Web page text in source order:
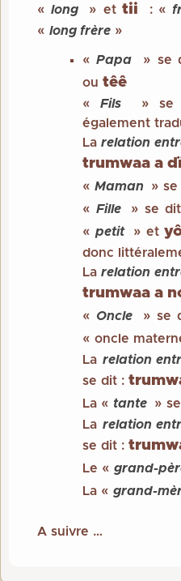
« long » et tii : «
« long frère»
«Papa » se
ou têê
«Fils
» se
également
Larelation
trumwaa a
« Maman »
« Fille » se
« petit » et
donc
Larelation
trumwaa a
« Oncle » se
« oncle
La relation
se dit :
La « tante »
La relation
se dit :
Le « grand-
La « grand-
A suivre …